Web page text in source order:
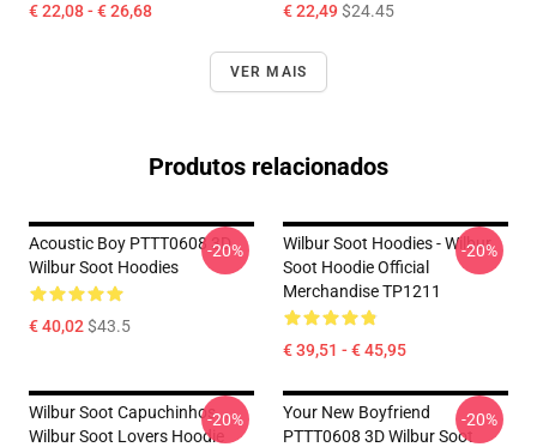
€ 22,08 - € 26,68 € 22,49$24.45
VER MAIS
Produtos relacionados
Acoustic Boy PTTT0608 3D
Wilbur Soot Hoodies
€ 40,02$43.5
-20%
Wilbur Soot Hoodies - Wilbur
Soot Hoodie Official
Merchandise TP1211
€ 39,51 - € 45,95
-20%
Wilbur Soot Capuchinhos...
Wilbur Soot Lovers Hoodie
-20%
Your New Boyfriend
PTTT0608 3D Wilbur Soot
-20%